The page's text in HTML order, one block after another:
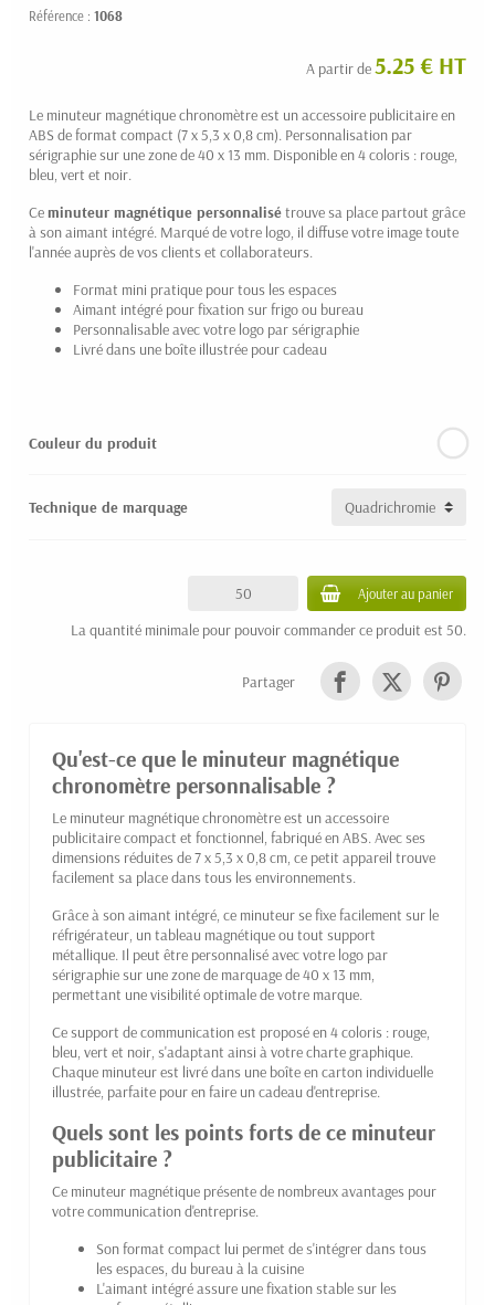
Référence : 1068
A partir de5.25 € HT
Le minuteur magnétique chronomètre est un accessoire publicitaire en
ABS de format compact (7 x 5,3 x 0,8 cm). Personnalisation par
sérigraphie sur une zone de 40 x 13 mm. Disponible en 4 coloris : rouge,
bleu, vert et noir.
Ceminuteur magnétique personnalisétrouve sa place partout grâce
à son aimant intégré. Marqué de votre logo, il diffuse votre image toute
l'année auprès de vos clients et collaborateurs.
Format mini pratique pour tous les espaces
Aimant intégré pour fixation sur frigo ou bureau
Personnalisable avec votre logo par sérigraphie
Livré dans une boîte illustrée pour cadeau
Couleur du produit
Technique de marquage
Ajouter au panier
La quantité minimale pour pouvoir commander ce produit est 50.
Partager
Qu'est-ce que le minuteur magnétique
chronomètre personnalisable ?
Le minuteur magnétique chronomètre est un accessoire
publicitaire compact et fonctionnel, fabriqué en ABS. Avec ses
dimensions réduites de 7 x 5,3 x 0,8 cm, ce petit appareil trouve
facilement sa place dans tous les environnements.
Grâce à son aimant intégré, ce minuteur se fixe facilement sur le
réfrigérateur, un tableau magnétique ou tout support
métallique. Il peut être personnalisé avec votre logo par
sérigraphie sur une zone de marquage de 40 x 13 mm,
permettant une visibilité optimale de votre marque.
Ce support de communication est proposé en 4 coloris : rouge,
bleu, vert et noir, s'adaptant ainsi à votre charte graphique.
Chaque minuteur est livré dans une boîte en carton individuelle
illustrée, parfaite pour en faire un cadeau d'entreprise.
Quels sont les points forts de ce minuteur
publicitaire ?
Ce minuteur magnétique présente de nombreux avantages pour
votre communication d'entreprise.
Son format compact lui permet de s'intégrer dans tous
les espaces, du bureau à la cuisine
L'aimant intégré assure une fixation stable sur les